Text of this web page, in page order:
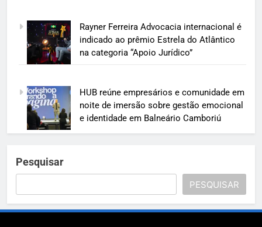
Rayner Ferreira Advocacia internacional é
indicado ao prêmio Estrela do Atlântico
na categoria “Apoio Jurídico”
HUB reúne empresários e comunidade em
noite de imersão sobre gestão emocional
e identidade em Balneário Camboriú
Pesquisar
PESQUISAR